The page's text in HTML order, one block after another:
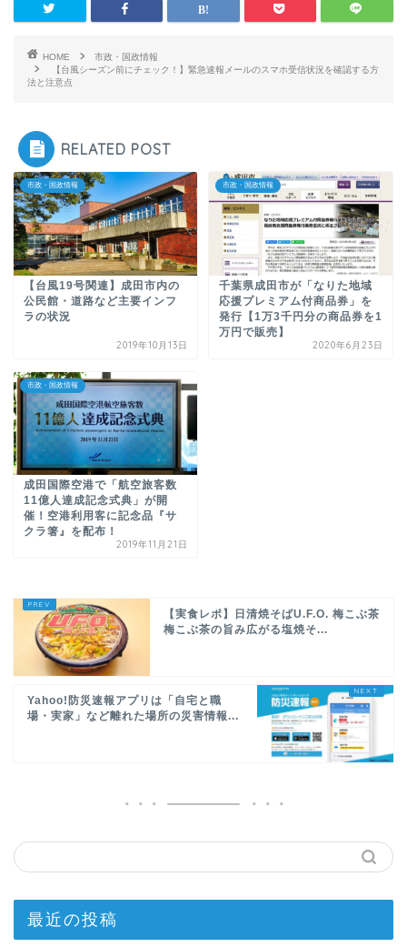
HOME
市政・国政情報
【台風シーズン前にチェック！】緊急速報メールのスマホ受信状況を確認する方
法と注意点
RELATED POST
市政・国政情報
【台風19号関連】成田市内の
公民館・道路など主要インフ
ラの状況
2019年10月13日
市政・国政情報
千葉県成田市が「なりた地域
応援プレミアム付商品券」を
発行【1万3千円分の商品券を1
万円で販売】
2020年6月23日
市政・国政情報
成田国際空港で「航空旅客数
11億人達成記念式典」が開
催！空港利用客に記念品『サ
クラ箸』を配布！
2019年11月21日
【実食レポ】日清焼そばU.F.O. 梅こぶ茶
梅こぶ茶の旨み広がる塩焼そ...
Yahoo!防災速報アプリは「自宅と職
場・実家」など離れた場所の災害情報...
最近の投稿